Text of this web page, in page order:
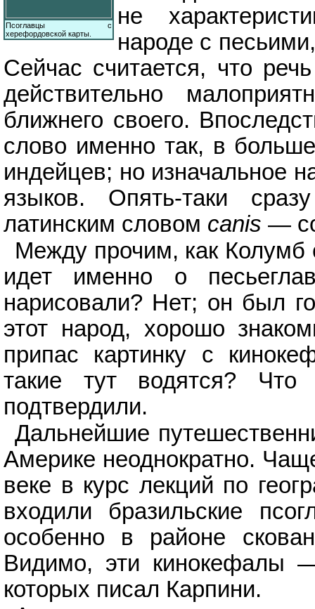
Псоглавцы с
херефордовской карты.
не
народе с
Сейчас считается, что
действительно
ближнего своего.
слово именно так, в
индейцев; но изначальное
языков. Опять-таки
латинским словом canis —
Между прочим, как Колумб
идет именно о
нарисовали? Нет; он был
этот народ, хорошо
припас картинку с
такие тут водятся?
подтвердили.
Дальнейшие
Америке неоднократно.
веке в курс лекций по
входили бразильские
особенно в районе
Видимо, эти кинокефалы
которых писал Карпини.